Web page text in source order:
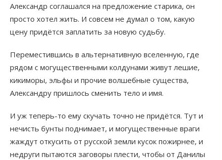
Александр соглашался на предложение старика, он
просто хотел жить. И совсем не думал о том, какую
цену придётся заплатить за новую судьбу.
Переместившись в альтернативную вселенную, где
рядом с могущественными колдунами живут лешие,
кикиморы, эльфы и прочие волшебные существа,
Александру пришлось сменить тело и имя.
И уж теперь-то ему скучать точно не придётся. Тут и
нечисть бунты поднимает, и могущественные враги
жаждут откусить от русской земли кусок пожирнее, и
недруги пытаются заговоры плести, чтобы от Данилы